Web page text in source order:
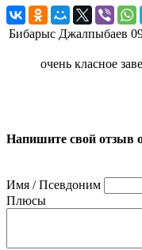
Бибарыс Джалпыбаев
очень класное
Напишите свой отзыв
Имя / Псевдоним
Плюсы